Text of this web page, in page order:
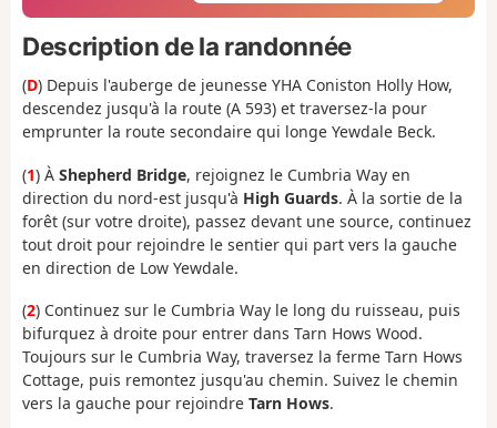
Description de la randonnée
(D) Depuis l'auberge de jeunesse YHA Coniston Holly How,
descendez jusqu'à la route (A 593) et traversez-la pour
emprunter la route secondaire qui longe Yewdale Beck.
(1) À Shepherd Bridge, rejoignez le Cumbria Way en
direction du nord-est jusqu'à High Guards. À la sortie de la
forêt (sur votre droite), passez devant une source, continuez
tout droit pour rejoindre le sentier qui part vers la gauche
en direction de Low Yewdale.
(2) Continuez sur le Cumbria Way le long du ruisseau, puis
bifurquez à droite pour entrer dans Tarn Hows Wood.
Toujours sur le Cumbria Way, traversez la ferme Tarn Hows
Cottage, puis remontez jusqu'au chemin. Suivez le chemin
vers la gauche pour rejoindre Tarn Hows.